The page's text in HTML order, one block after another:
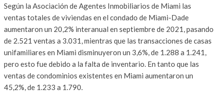
Según la Asociación de Agentes Inmobiliarios de Miami las
ventas totales de viviendas en el condado de Miami-Dade
aumentaron un 20,2% interanual en septiembre de 2021, pasando
de 2.521 ventas a 3.031, mientras que las transacciones de casas
unifamiliares en Miami disminuyeron un 3,6%, de 1.288 a 1.241,
pero esto fue debido a la falta de inventario. En tanto que las
ventas de condominios existentes en Miami aumentaron un
45,2%, de 1.233 a 1.790.